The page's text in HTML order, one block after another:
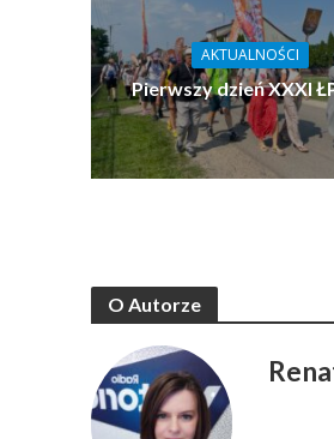
AKTUALNOŚCI
Pierwszy dzień XXXI
O Autorze